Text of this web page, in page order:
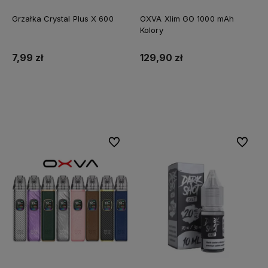
Grzałka Crystal Plus X 600
7,99 zł
OXVA Xlim GO 1000 mAh
Kolory
129,90 zł
Do ulubionych Do